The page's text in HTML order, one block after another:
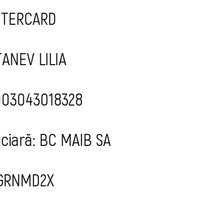
LILIA
BC MAIB SA